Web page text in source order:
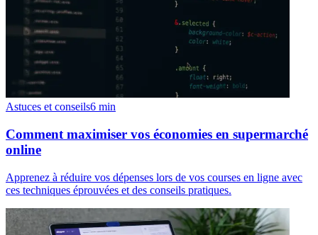
Astuces et conseils6 min
Comment maximiser vos économies en supermarché
online
Apprenez à réduire vos dépenses lors de vos courses en ligne avec
ces techniques éprouvées et des conseils pratiques.